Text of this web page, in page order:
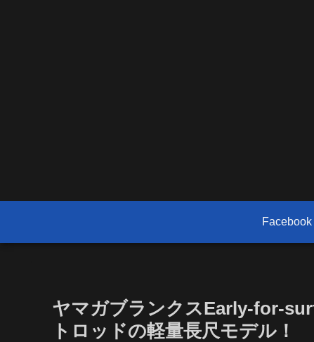
Facebook
ヤマガブランクスEarly-for-
トロッドの軽量長尺モデル！